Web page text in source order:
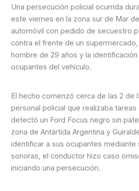
Una persecución policial ocurrida
este viernes en la zona sur de Mar
automóvil con pedido de secuestro
contra el frente de un
hombre de 29 años y la
ocupantes del vehículo.
El hecho comenzó cerca de las 2 de
personal policial que realizaba
detectó un Ford Focus negro sin
zona de Antártida Argentina y
identificar a sus ocupantes mediante
sonoras, el conductor hizo caso
iniciando una persecución.